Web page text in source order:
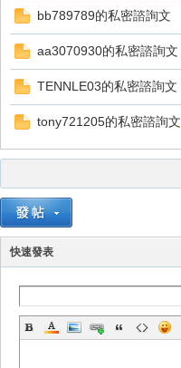
bb789789的私密諮詢文
aa3070930的私密諮詢文
TENNLE03的私密諮詢文
tony721205的私密諮詢文
快速發表